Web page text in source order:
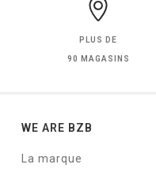
PLUS DE
90 MAGASINS
WE ARE BZB
La marque